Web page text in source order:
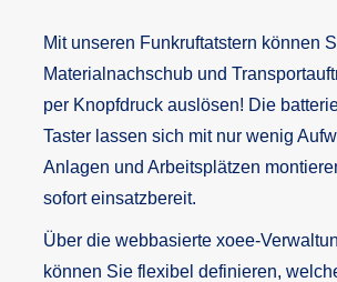
Mit unseren Funkruftatstern können
Materialnachschub und
per Knopfdruck auslösen! Die
Taster lassen sich mit nur wenig
Anlagen und Arbeitsplätzen
sofort einsatzbereit.
Über die webbasierte xoee-
können Sie flexibel definieren,